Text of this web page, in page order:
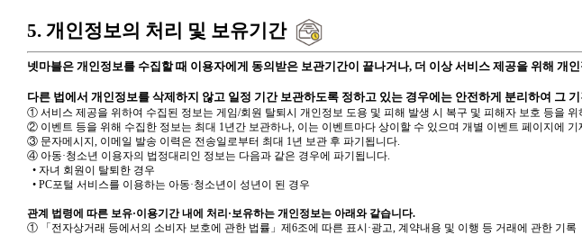
5. 개인정보의 처리 및 보유기간
넷마블은 개인정보를 수집할 때 이용자에게 동의받은 보관기간이 끝나거나, 더 이상 서비스 제공을 위해 개
다른 법에서 개인정보를 삭제하지 않고 일정 기간 보관하도록 정하고 있는 경우에는 안전하게 분리하여 그
① 서비스 제공을 위하여 수집된 정보는 게임/회원 탈퇴시 개인정보 도용 및 피해 발생 시 복구 및 피해자 보호 등을 위
② 이벤트 등을 위해 수집한 정보는 최대 1년간 보관하나, 이는 이벤트마다 상이할 수 있으며 개별 이벤트 페이지에 기
③ 문자메시지, 이메일 발송 이력은 전송일로부터 최대 1년 보관 후 파기됩니다.
④ 아동·청소년 이용자의 법정대리인 정보는 다음과 같은 경우에 파기됩니다.
• 자녀 회원이 탈퇴한 경우
• PC포털 서비스를 이용하는 아동·청소년이 성년이 된 경우
관계 법령에 따른 보유·이용기간 내에 처리·보유하는 개인정보는 아래와 같습니다.
① 「전자상거래 등에서의 소비자 보호에 관한 법률」제6조에 따른 표시·광고, 계약내용 및 이행 등 거래에 관한 기록